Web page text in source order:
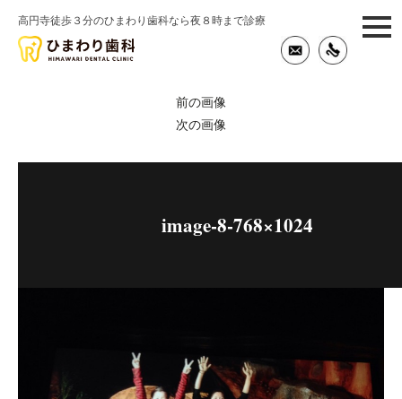
高円寺徒歩３分のひまわり歯科なら夜８時まで診療
前の画像
次の画像
image-8-768×1024